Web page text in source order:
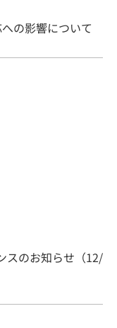
の影響について
スのお知らせ（12/